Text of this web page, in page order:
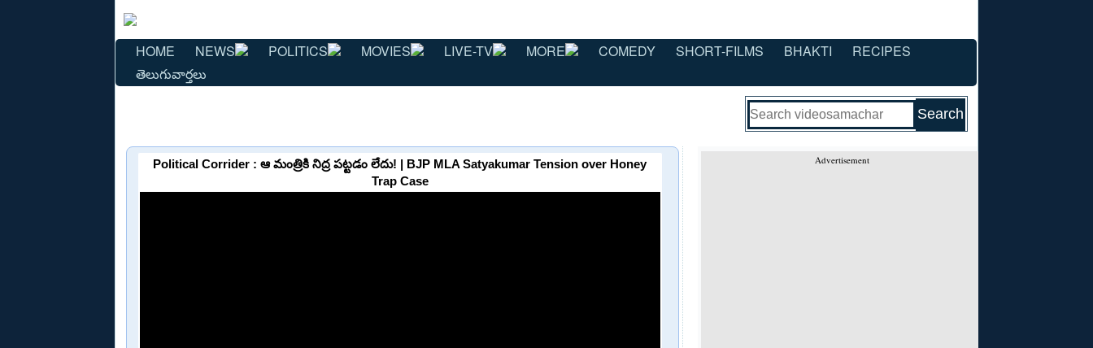
HOME NEWS POLITICS MOVIES LIVE-TV MORE COMEDY SHORT-FILMS BHAKTI
RECIPES
తెలుగువార్తలు
Advertisement
Political Corrider : ఆ మంత్రికి నిద్ర పట్టడం లేదు! | BJP MLA Satyakumar Tension over Honey
Trap Case